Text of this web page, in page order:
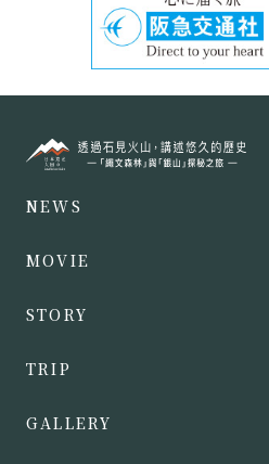
NEWS
MOVIE
STORY
TRIP
GALLERY